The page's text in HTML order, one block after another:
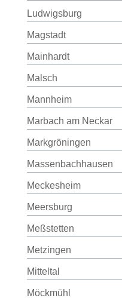
Ludwigsburg
Magstadt
Mainhardt
Malsch
Mannheim
Marbach am Neckar
Markgröningen
Massenbachhausen
Meckesheim
Meersburg
Meßstetten
Metzingen
Mitteltal
Möckmühl